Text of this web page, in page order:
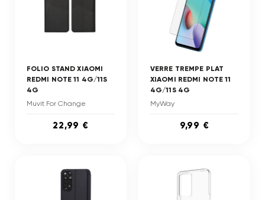
FOLIO STAND XIAOMI
REDMI NOTE 11 4G/11S
4G
Muvit For Change
22,99 €
VERRE TREMPE PLAT
XIAOMI REDMI NOTE 11
4G/11S 4G
MyWay
9,99 €